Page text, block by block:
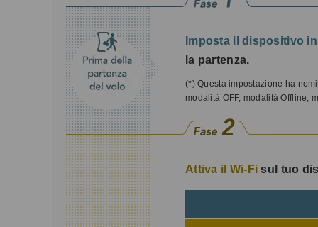
Imposta il dispositivo
la partenza.
(*) Questa impostazione ha
modalità OFF, modalità Offline,
Attiva il Wi-Fisul tuo